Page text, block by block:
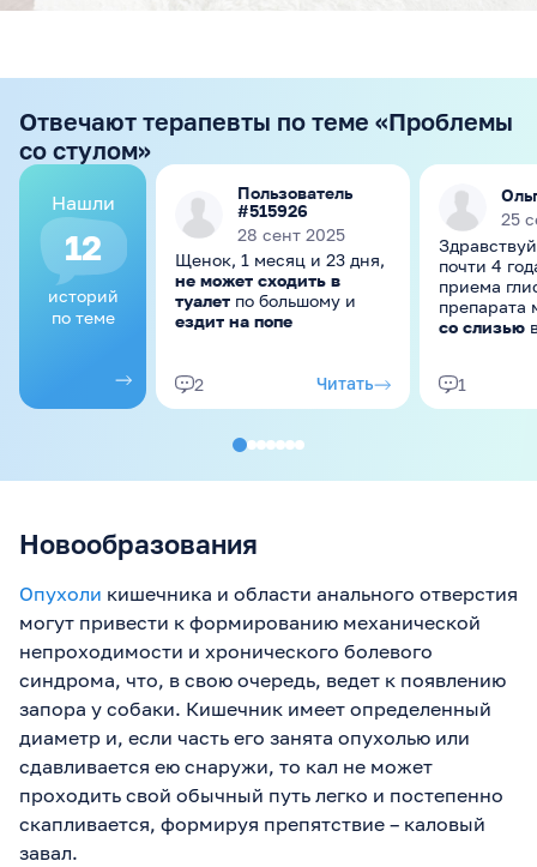
Отвечают терапевты по теме «Проблемы
со стулом»
Нашли
12
историй
по теме
Пользователь
#515926
28 сент 2025
Щенок, 1 месяц и 23 дня,
не может сходить в
туалет по большому и
ездит на попе
2 Читать
25
почти 4
приема
препарата
со слизью
кушает
можно
1
Новообразования
Опухоли кишечника и области анального отверстия
могут привести к формированию механической
непроходимости и хронического болевого
синдрома, что, в свою очередь, ведет к появлению
запора у собаки. Кишечник имеет определенный
диаметр и, если часть его занята опухолью или
сдавливается ею снаружи, то кал не может
проходить свой обычный путь легко и постепенно
скапливается, формируя препятствие – каловый
завал.